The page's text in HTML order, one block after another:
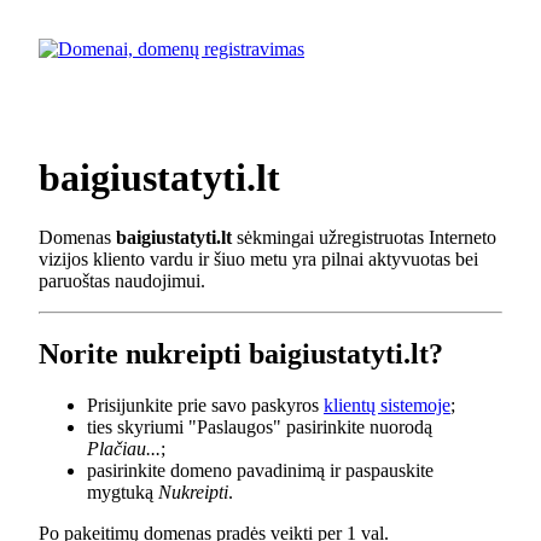
baigiustatyti.lt
Domenas baigiustatyti.lt sėkmingai užregistruotas Interneto
vizijos kliento vardu ir šiuo metu yra pilnai aktyvuotas bei
paruoštas naudojimui.
Norite nukreipti baigiustatyti.lt?
Prisijunkite prie savo paskyros klientų sistemoje;
ties skyriumi "Paslaugos" pasirinkite nuorodą
Plačiau...;
pasirinkite domeno pavadinimą ir paspauskite
mygtuką Nukreipti.
Po pakeitimų domenas pradės veikti per 1 val.